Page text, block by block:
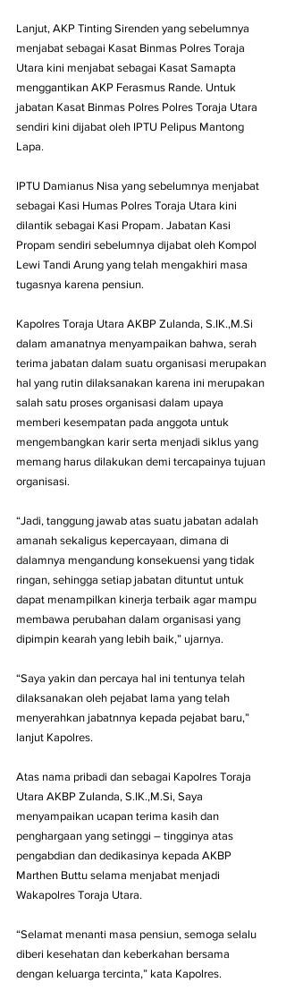
Lanjut, AKP Tinting Sirenden yang sebelumnya
menjabat sebagai Kasat Binmas Polres Toraja
Utara kini menjabat sebagai Kasat Samapta
menggantikan AKP Ferasmus Rande. Untuk
jabatan Kasat Binmas Polres Polres Toraja Utara
sendiri kini dijabat oleh IPTU Pelipus Mantong
Lapa.
IPTU Damianus Nisa yang sebelumnya menjabat
sebagai Kasi Humas Polres Toraja Utara kini
dilantik sebagai Kasi Propam. Jabatan Kasi
Propam sendiri sebelumnya dijabat oleh Kompol
Lewi Tandi Arung yang telah mengakhiri masa
tugasnya karena pensiun.
Kapolres Toraja Utara AKBP Zulanda, S.IK.,M.Si
dalam amanatnya menyampaikan bahwa, serah
terima jabatan dalam suatu organisasi merupakan
hal yang rutin dilaksanakan karena ini merupakan
salah satu proses organisasi dalam upaya
memberi kesempatan pada anggota untuk
mengembangkan karir serta menjadi siklus yang
memang harus dilakukan demi tercapainya tujuan
organisasi.
“Jadi, tanggung jawab atas suatu jabatan adalah
amanah sekaligus kepercayaan, dimana di
dalamnya mengandung konsekuensi yang tidak
ringan, sehingga setiap jabatan dituntut untuk
dapat menampilkan kinerja terbaik agar mampu
membawa perubahan dalam organisasi yang
dipimpin kearah yang lebih baik,” ujarnya.
“Saya yakin dan percaya hal ini tentunya telah
dilaksanakan oleh pejabat lama yang telah
menyerahkan jabatnnya kepada pejabat baru,”
lanjut Kapolres.
Atas nama pribadi dan sebagai Kapolres Toraja
Utara AKBP Zulanda, S.IK.,M.Si, Saya
menyampaikan ucapan terima kasih dan
penghargaan yang setinggi – tingginya atas
pengabdian dan dedikasinya kepada AKBP
Marthen Buttu selama menjabat menjadi
Wakapolres Toraja Utara.
“Selamat menanti masa pensiun, semoga selalu
diberi kesehatan dan keberkahan bersama
dengan keluarga tercinta,” kata Kapolres.